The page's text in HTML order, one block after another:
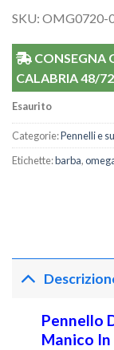
SKU: OMG0720-
CONSEGNA
CALABRIA 48/
Esaurito
Categorie:Pennelli e
Etichette:barba,
Pennello
Manico